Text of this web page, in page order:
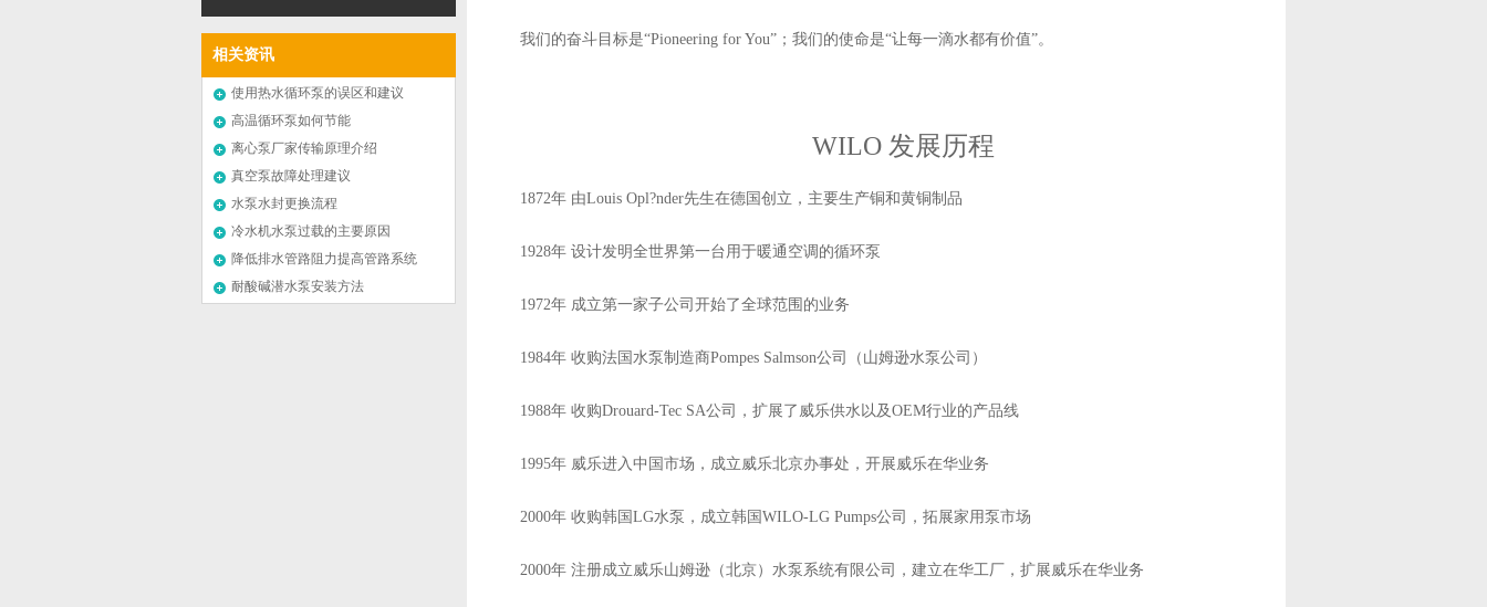
相关资讯
使用热水循环泵的误区和建议
高温循环泵如何节能
离心泵厂家传输原理介绍
真空泵故障处理建议
水泵水封更换流程
冷水机水泵过载的主要原因
降低排水管路阻力提高管路系统
效率
耐酸碱潜水泵安装方法
我们的奋斗目标是“Pioneering for You”；我们的使命是“让每一滴水都有价值”。
WILO 发展历程
1872年 由Louis Opl?nder先生在德国创立，主要生产铜和黄铜制品
1928年 设计发明全世界第一台用于暖通空调的循环泵
1972年 成立第一家子公司开始了全球范围的业务
1984年 收购法国水泵制造商Pompes Salmson公司（山姆逊水泵公司）
1988年 收购Drouard-Tec SA公司，扩展了威乐供水以及OEM行业的产品线
1995年 威乐进入中国市场，成立威乐北京办事处，开展威乐在华业务
2000年 收购韩国LG水泵，成立韩国WILO-LG Pumps公司，拓展家用泵市场
2000年 注册成立威乐山姆逊（北京）水泵系统有限公司，建立在华工厂，扩展威乐在华业务